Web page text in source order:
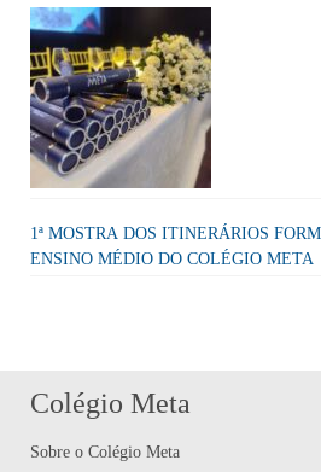
1ª MOSTRA DOS ITINERÁRIOS
ENSINO MÉDIO DO COLÉGIO META
Colégio Meta
Sobre o Colégio Meta